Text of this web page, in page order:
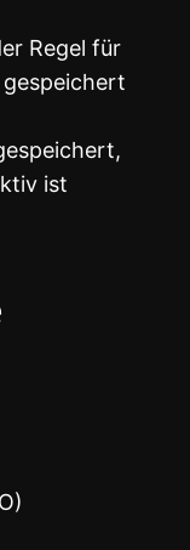
Regel für
ist